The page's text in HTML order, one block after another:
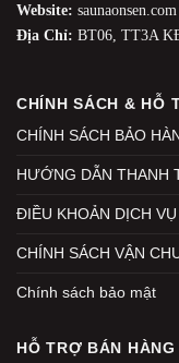
Website: saunaonsen.com
Địa Chỉ: BT06, TT3A
CHÍNH SÁCH & HỖ
CHÍNH SÁCH BẢO
HƯỚNG DẪN THANH
ĐIỀU KHOẢN DỊCH VỤ
CHÍNH SÁCH VẬN
Chính sách bảo mật
HỖ TRỢ BÁN HÀNG